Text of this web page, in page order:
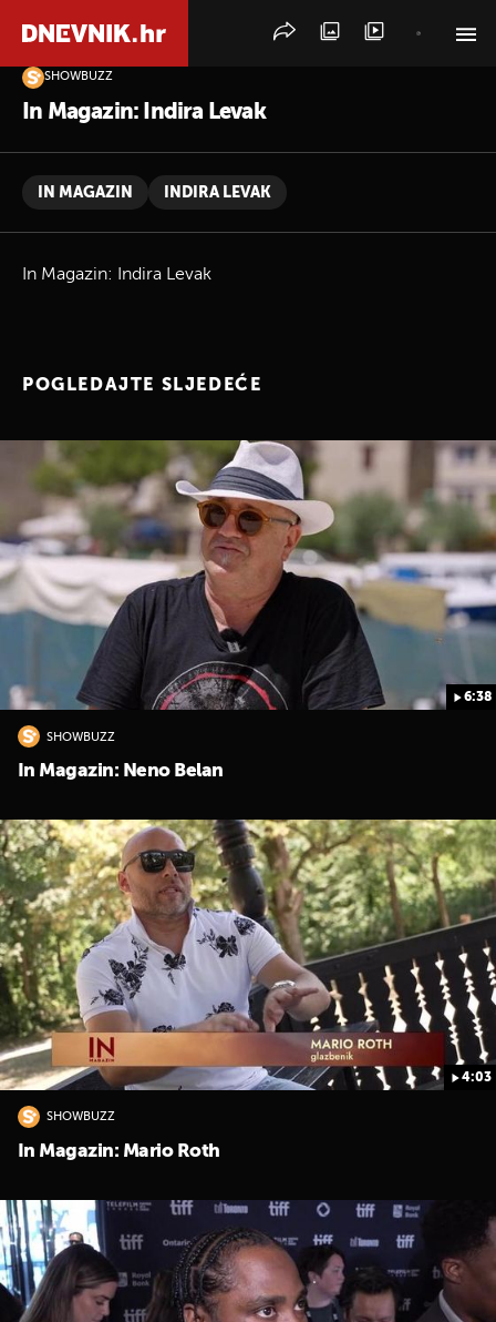
SHOWBUZZ
In Magazin: Indira Levak
IN MAGAZIN INDIRA LEVAK
In Magazin: Indira Levak
POGLEDAJTE SLJEDEĆE
6:38
SHOWBUZZ
In Magazin: Neno Belan
4:03
SHOWBUZZ
In Magazin: Mario Roth
PRETRAŽITE VIJESTI